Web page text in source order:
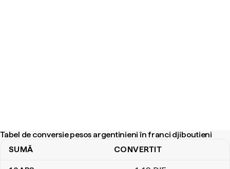
Tabel de conversie pesos argentinieni în franci djiboutieni
Tabel de conversie pesos argentinieni în franci djiboutieni
SUMĂ CONVERTIT